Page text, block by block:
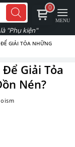
GIẢI TỎA NHỮNG
Giải Tỏa
Nén?
0